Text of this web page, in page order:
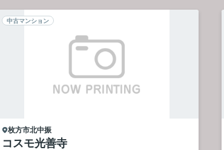
中古マンション
枚方市北中振
コスモ光善寺